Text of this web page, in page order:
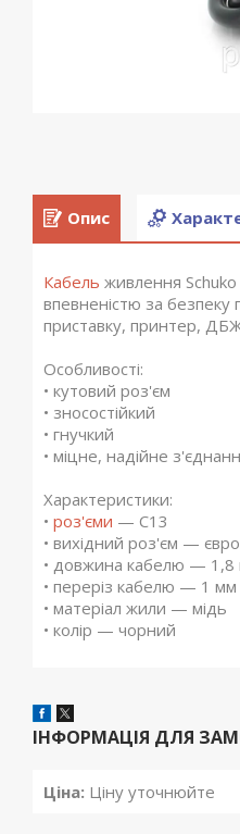
Опис
Кабель живлення
впевненістю за безпеку
приставку, принтер,
Особливості:
• кутовий роз'єм
• зносостійкий
• гнучкий
• міцне, надійне
Характеристики:
• роз'єми — C13
• вихідний роз'єм —
• довжина кабелю — 1,8
• переріз кабелю — 1 мм
• матеріал жили — мідь
• колір — чорний
ІНФОРМАЦІЯ ДЛЯ
Ціна: Ціну уточнюйте